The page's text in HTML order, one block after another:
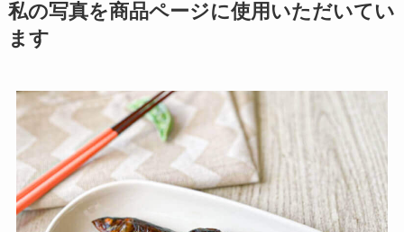
私の写真を商品ページに使用いただいてい
ます